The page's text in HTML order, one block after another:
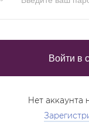
Нет аккаунта